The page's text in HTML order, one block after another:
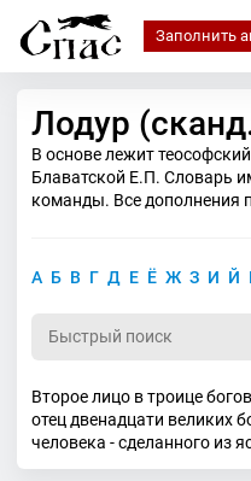
Заполнить
Лодур
В основе лежит
Блаватской Е.П. Словарь
команды. Все дополнения
А Б В Г Д Е Ё Ж З И Й
Второе лицо в троице
отец двенадцати великих
человека - сделанного из